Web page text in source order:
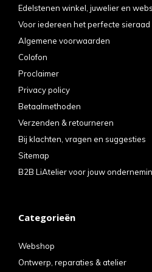
Edelstenen winkel, juwelier en
Voor iedereen het perfecte
Algemene voorwaarden
Colofon
Proclaimer
Privacy policy
Betaalmethoden
Verzenden & retourneren
Bij klachten, vragen en suggesties
Sitemap
B2B LiAtelier voor jouw
Categorieën
Webshop
Ontwerp, reparaties & atelier